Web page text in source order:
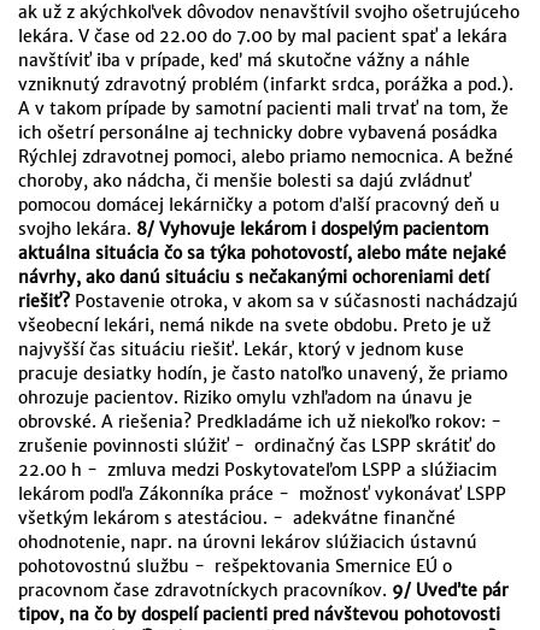
ak už z akýchkoľvek dôvodov nenavštívil svojho ošetrujúceho
lekára. V čase od 22.00 do 7.00 by mal pacient spať a lekára
navštíviť iba v prípade, keď má skutočne vážny a náhle
vzniknutý zdravotný problém (infarkt srdca, porážka a pod.).
A v takom prípade by samotní pacienti mali trvať na tom, že
ich ošetrí personálne aj technicky dobre vybavená posádka
Rýchlej zdravotnej pomoci, alebo priamo nemocnica. A bežné
choroby, ako nádcha, či menšie bolesti sa dajú zvládnuť
pomocou domácej lekárničky a potom ďalší pracovný deň u
svojho lekára. 8/ Vyhovuje lekárom i dospelým pacientom
aktuálna situácia čo sa týka pohotovostí, alebo máte nejaké
návrhy, ako danú situáciu s nečakanými ochoreniami detí
riešiť? Postavenie otroka, v akom sa v súčasnosti nachádzajú
všeobecní lekári, nemá nikde na svete obdobu. Preto je už
najvyšší čas situáciu riešiť. Lekár, ktorý v jednom kuse
pracuje desiatky hodín, je často natoľko unavený, že priamo
ohrozuje pacientov. Riziko omylu vzhľadom na únavu je
obrovské. A riešenia? Predkladáme ich už niekoľko rokov: -
zrušenie povinnosti slúžiť - ordinačný čas LSPP skrátiť do
22.00 h - zmluva medzi Poskytovateľom LSPP a slúžiacim
lekárom podľa Zákonníka práce - možnosť vykonávať LSPP
všetkým lekárom s atestáciou. - adekvátne finančné
ohodnotenie, napr. na úrovni lekárov slúžiacich ústavnú
pohotovostnú službu - rešpektovania Smernice EÚ o
pracovnom čase zdravotníckych pracovníkov. 9/ Uveďte pár
tipov, na čo by dospelí pacienti pred návštevou pohotovosti